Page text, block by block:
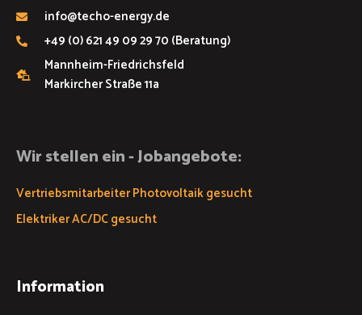
info@techo-energy.de
+49 (0) 621 49 09 29 70 (Beratung)
Mannheim-Friedrichsfeld
Markircher Straße 11a
Wir stellen ein - Jobangebote:
Vertriebsmitarbeiter Photovoltaik gesucht
Elektriker AC/DC gesucht
Information